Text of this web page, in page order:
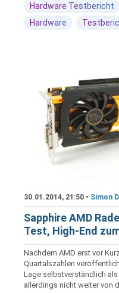
Hardware Testbericht
Hardware
30.01.2014, 21:50 • Simon
Sapphire AMD
Test, High-End
Nachdem AMD erst vor
Quartalszahlen
Lage selbstverständlich
allerdings nicht weiter von